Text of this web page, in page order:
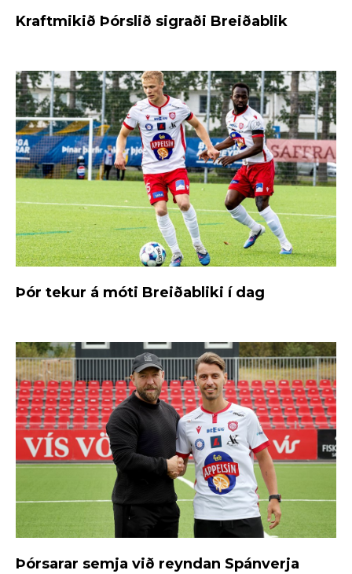
Kraftmikið Þórslið sigraði Breiðablik
Þór tekur á móti Breiðabliki í dag
Þórsarar semja við reyndan Spánverja